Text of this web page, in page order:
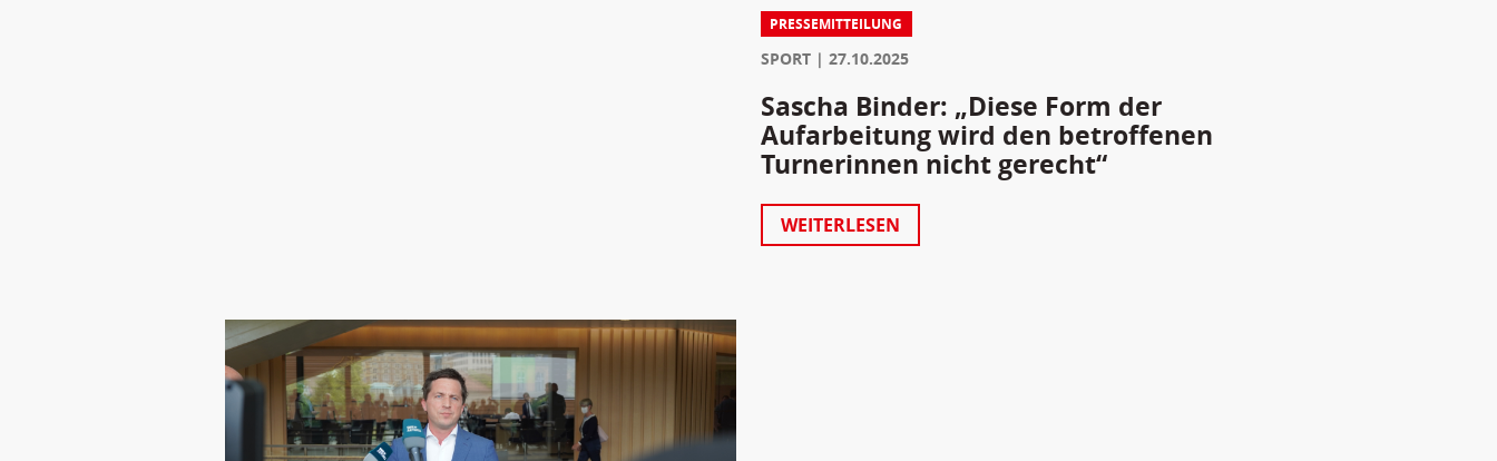
PRESSEMITTEILUNG
SPORT 27.10.2025
Sascha Binder: „Diese Form der
Aufarbeitung wird den betroffenen
Turnerinnen nicht gerecht“
WEITERLESEN